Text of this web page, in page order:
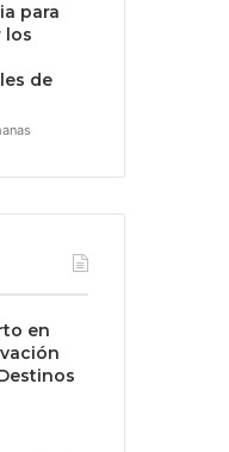
para
los
de
en